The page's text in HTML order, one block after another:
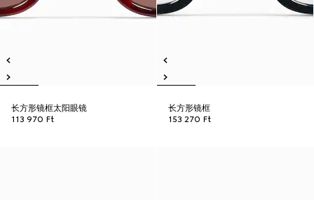
长方形镜框太阳眼镜
113 970 Ft
长方形镜框
153 270 Ft